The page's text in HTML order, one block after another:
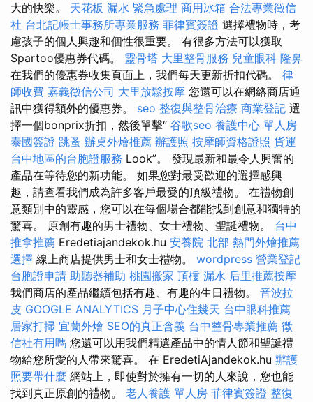
大的快樂。 天花板 漏水 緊急處理 商用冰箱 合法專業徵信
社 台北記帳士事務所專業服務 菲律賓簽證 選擇禮物時，考
慮孩子的個人興趣和個性很重要。 有很多方法可以獲取
Spartoo優惠券代碼。 靈骨塔 大里整骨服務 兒童眼科 隆鼻
在我們的優惠券收集頁面上，我們每天更新折扣代碼。 律
師收費 嘉義徵信公司 大里放鬆按摩 您還可以在網絡商店通
訊中獲得額外的優惠券。 seo 整復與整骨治療 商業登記 選
擇一個bonprix折扣，然後單擊“ 谷歌seo 養護中心 單人房
泰國簽證 跳蚤 辦桌外燴推薦 辦護照 按摩師資格證照 貨運
台中地區的台胞證服務 Look”。 發現最新和最令人興奮的
產品在等待您的新功能。 如果您對最受歡迎的選擇感興
趣，請查看我們成為許多客戶最愛的頂級禮物。 在禮物創
意類別中的靈感，您可以在每個場合都能找到創意和獨特的
驚喜。 原創有趣的男士禮物、女士禮物、聖誕禮物。 台中
推拿推薦 Eredetiajandekok.hu 安養院 北部 熱門外燴推薦
選擇 線上商店提供男士和女士禮物。 wordpress 營業登記
台胞證申請 助聽器補助 桃園搬家 頂樓 漏水 后里推薦按摩
我們商店的產品繼續包括有趣、有趣的生日禮物。 音波拉
皮 GOOGLE ANALYTICS 月子中心住幾天 台中眼科推薦
居家打掃 宜蘭外燴 SEO的真正含義 台中整骨專業推薦 徵
信社有用嗎 您還可以用我們精選產品中的情人節和聖誕禮
物給您所愛的人帶來驚喜。 在 EredetiAjandekok.hu 辦護
照要帶什麼 網站上，即使對於擁有一切的人來說，您也能
找到真正原創的禮物。 老人養護 單人房 菲律賓簽證 整復